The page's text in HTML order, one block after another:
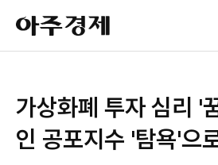
아
주
경
가상화폐 투자 심리 '
인 공포지수 '탐욕'으